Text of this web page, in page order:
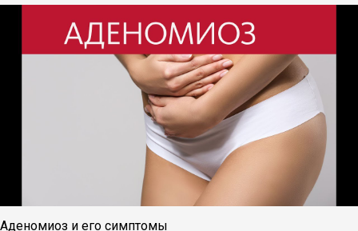
Аденомиоз и его симптомы